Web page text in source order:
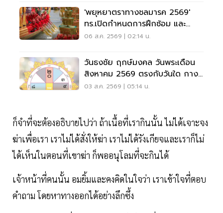
'พยุหยาตราทางชลมารค 2569'
ทร.เปิดกำหนดการฝึกซ้อม และ
วันพระราชพิธี จุดชมขบวน
06 ส.ค. 2569 | 02:14 น.
วันธงชัย ฤกษ์มงคล วันพระเดือน
สิงหาคม 2569 ตรงกับวันใด กาง
ปฏิทินเช็กที่นี่
03 ส.ค. 2569 | 05:14 น.
ก็จำที่จะต้องอธิบายไปว่า ถ้าเนื้อที่เรากินนั้น ไม่ได้เจาะจง
ฆ่าเพื่อเรา เราไม่ได้สั่งให้ฆ่า เราไม่ได้รังเกียจและเราก็ไม่
ได้เห็นในตอนที่เขาฆ่า ก็พออนุโลมที่จะกินได้
เจ้าหน้าที่คนนั้น อมยิ้มและคงคิดในใจว่า เราเข้าใจที่ตอบ
คำถาม โดยหาทางออกได้อย่างลึกซึ้ง